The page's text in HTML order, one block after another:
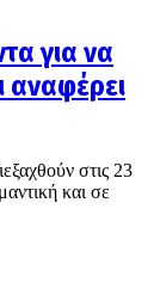
για να
αναφέρει
στις 23
και σε